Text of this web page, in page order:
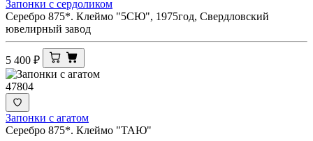
Запонки с сердоликом
Серебро 875*. Клеймо "5СЮ", 1975год, Свердловский
ювелирный завод
5 400 ₽
47804
Запонки с агатом
Серебро 875*. Клеймо "ТАЮ"